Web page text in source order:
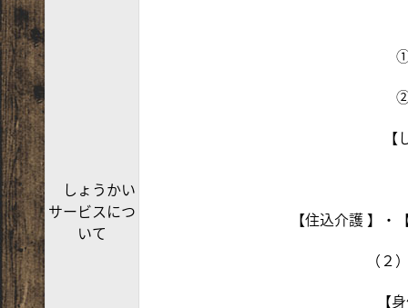
しょうかい
サービスにつ
いて
【住込介護 】
（
【